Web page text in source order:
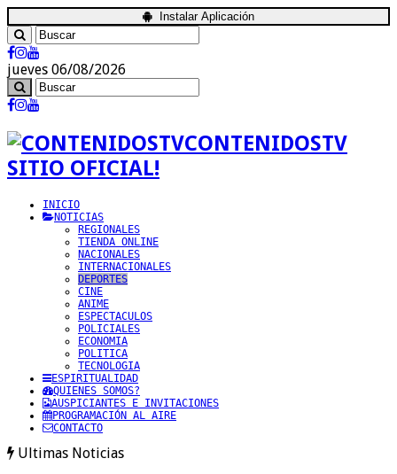
Instalar Aplicación
jueves 06/08/2026
CONTENIDOSTV
SITIO OFICIAL!
INICIO
NOTICIAS
REGIONALES
TIENDA ONLINE
NACIONALES
INTERNACIONALES
DEPORTES
CINE
ANIME
ESPECTACULOS
POLICIALES
ECONOMIA
POLITICA
TECNOLOGIA
ESPIRITUALIDAD
QUIENES SOMOS?
AUSPICIANTES E INVITACIONES
PROGRAMACIÓN AL AIRE
CONTACTO
Ultimas Noticias